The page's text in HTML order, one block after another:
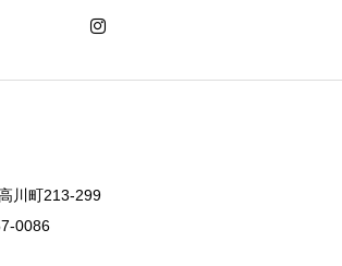
川町213-299
0086